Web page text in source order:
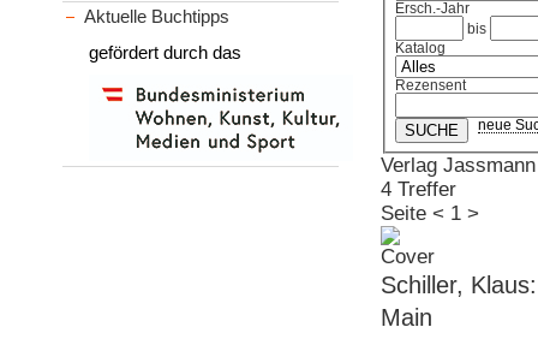
Ersch.-Jahr
bis
Katalog
Rezensent
neue
Verlag Jassmann
4 Treffer
Seite < 1 >
Schiller,
Main
Aktuelle Buchtipps
gefördert durch das